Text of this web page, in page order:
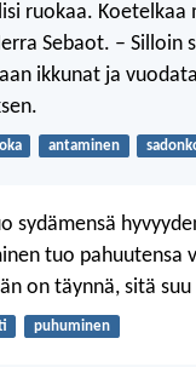
ruokaa. Koetelkaa
Sebaot. – Silloin
ikkunat ja
antaminen
sydämensä
tuo pahuutensa
on täynnä, sitä suu
puhuminen